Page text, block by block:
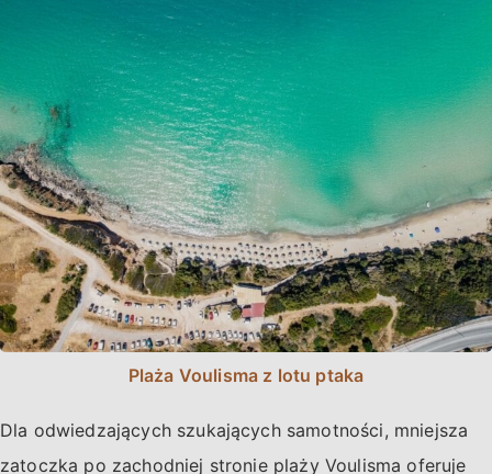
Plaża Voulisma z lotu ptaka
Dla odwiedzających szukających samotności, mniejsza
zatoczka po zachodniej stronie plaży Voulisma oferuje